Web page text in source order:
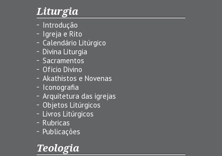
Liturgia
Introdução
Igreja e Rito
Calendário Litúrgico
Divina Liturgia
Sacramentos
Ofício Divino
Akathistos e Novenas
Iconografia
Arquitetura das igrejas
Objetos Litúrgicos
Livros Litúrgicos
Rubricas
Publicações
Teologia